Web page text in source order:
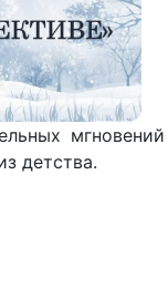
детства.